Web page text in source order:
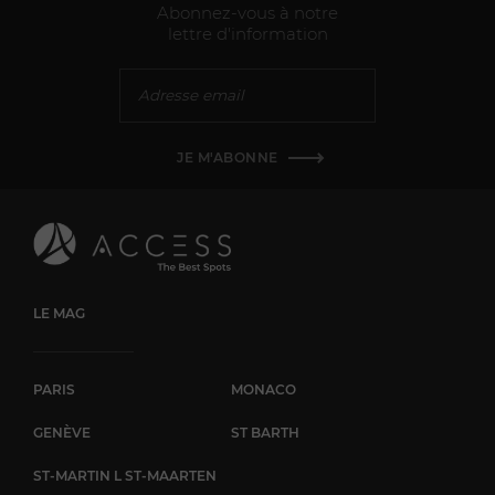
Abonnez-vous à notre
lettre d'information
JE M'ABONNE
LE MAG
PARIS MONACO
GENÈVE ST BARTH
ST-MARTIN L ST-MAARTEN